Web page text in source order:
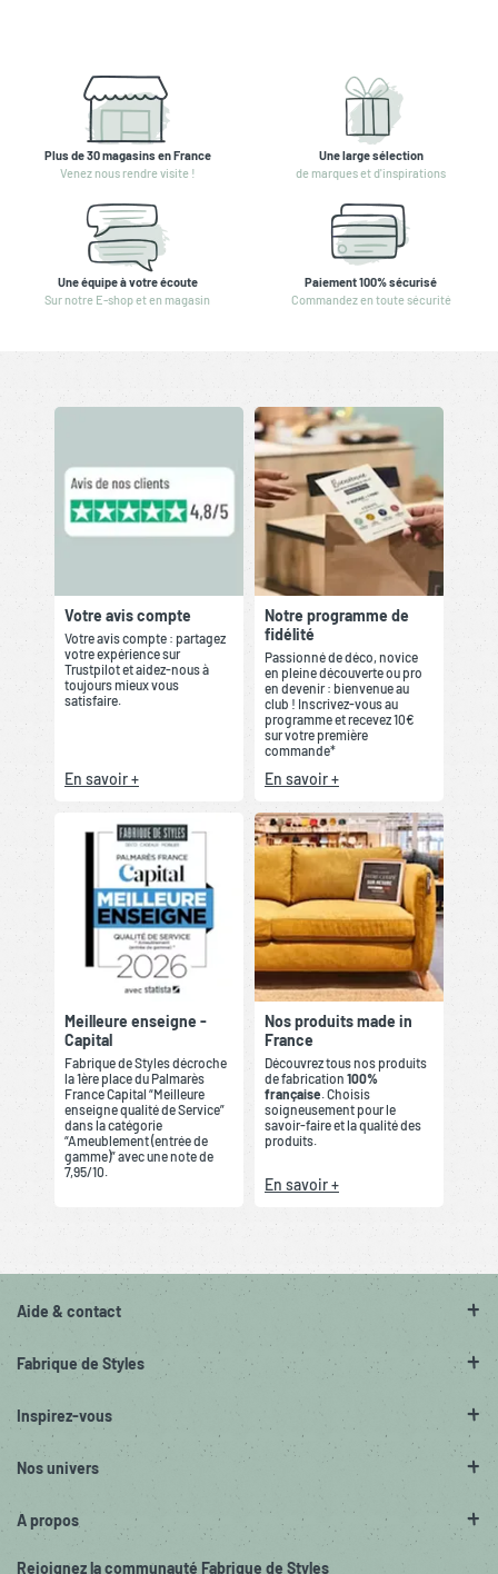
Plus de 30 magasins en France
Venez nous rendre visite !
Une large sélection
de marques et d'inspirations
Une équipe à votre écoute
Sur notre E-shop et en magasin
Paiement 100% sécurisé
Commandez en toute sécurité
Votre avis compte
Votre avis compte : partagez
votre expérience sur
Trustpilot et aidez-nous à
toujours mieux vous
satisfaire.
En savoir +
Notre programme de
fidélité
Passionné de déco, novice
en pleine découverte ou pro
en devenir : bienvenue au
club ! Inscrivez-vous au
programme et recevez 10€
sur votre première
commande*
En savoir +
Meilleure enseigne -
Capital
Fabrique de Styles décroche
la 1ère place du Palmarès
France Capital “Meilleure
enseigne qualité de Service”
dans la catégorie
“Ameublement (entrée de
gamme)” avec une note de
7,95/10.
Nos produits made in
France
Découvrez tous nos produits
de fabrication 100%
française . Choisis
soigneusement pour le
savoir-faire et la qualité des
produits.
En savoir +
Aide & contact
Fabrique de Styles
Inspirez-vous
Nos univers
A propos
Rejoignez la communauté Fabrique de Styles